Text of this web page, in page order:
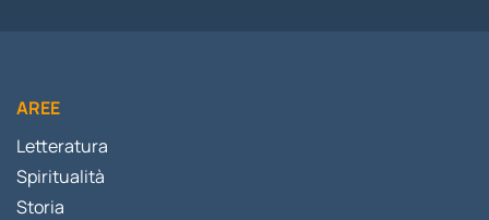
AREE
Letteratura
Spiritualità
Storia